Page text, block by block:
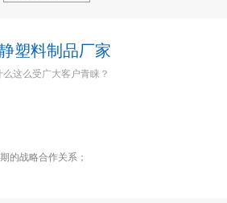
塑料制品厂家
么这么受广大客户青睐？
的战略合作关系；